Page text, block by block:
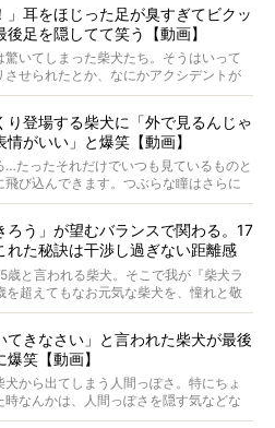
。
た、お笑いコンビ「ニューヨーク」の
拒否柴を掘っていただきました！ イン
ご覧ください。
」耳をほじった足が臭すぎてビクッ
後足を隠してて笑う【動画】
驚いてしまった柴犬たち。そうはいって
させられたとか、なにかアクシデントが
いうことが原因ではありません。全ての
り登場する柴犬に「外で見るんじゃ
がいい」と爆笑【動画】
…たったそれだけでいつも見ているものと
飛び込んできます。つぶらな瞳はさらに
フモフのお顔はさらにモフモフに見えま
ろう」が望むバランスで関わる。17
れた秘訣は干渉し過ぎない距離感
歳と言われる柴犬。そこで我が『柴犬ラ
を超えてもなお元気な柴犬を、憧れと敬
ンド柴”と呼んでいます。 この特集で
元気の秘訣や、老犬と暮らすうえで大切
ーナーさんに語っていただきます。今
のは、17歳のときろうくん。小さい頃か
め、何でも食べさせてきたということで
てきなさい」と言われた柴犬が最後
笑【動画】
から出てしまう人間っぽさ。特にちょ
時なんかは、人間っぽさを隠す気などな
。もしかして本当の本当は、中身は人間